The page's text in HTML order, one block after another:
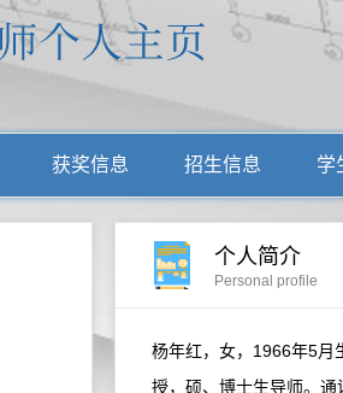
获奖信息 招生信息 学
个人简介
Personal profile
杨年红，女，1966年5月
授，硕、博士生导师。